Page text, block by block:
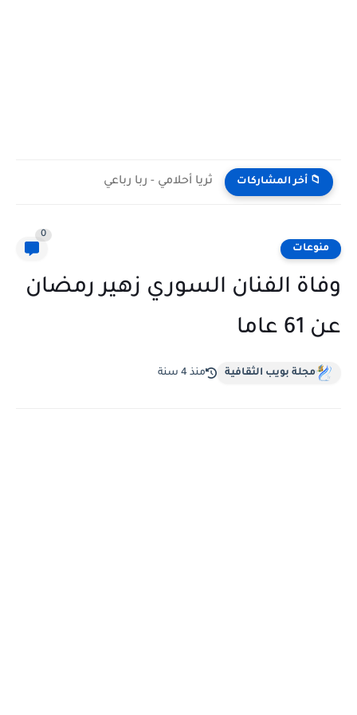
📁 أخر المشاركات ثريا أحلامي - ربا رباعي
منوعات
0
وفاة الفنان السوري زهير رمضان
عن 61 عاما
مجلة بويب الثقافية منذ 4 سنة